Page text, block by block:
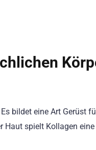
bildet eine Art Gerüst
spielt Kollagen